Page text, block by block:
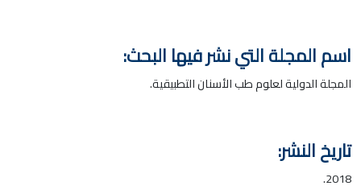
اسم المجلة التي نشر فيها البحث:
المجلة الدولية لعلوم طب الأسنان التطبيقية.
تاريخ النشر:
2018.